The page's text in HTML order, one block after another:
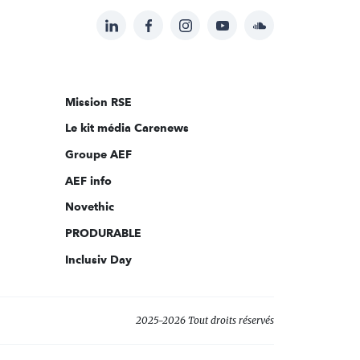
Suivez-
sur:
LinkedInFacebookInstagramYouTubeSoundcloud
Mission RSE
Le kit média Carenews
Groupe AEF
AEF info
Novethic
PRODURABLE
Inclusiv Day
2025-2026 Tout droits réservés